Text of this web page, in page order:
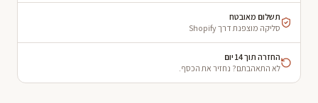
תשלום מאובטח
סליקה מוצפנת דרך Shopify
החזרה תוך 14 יום
לא התאהבתם? נחזיר את הכסף.